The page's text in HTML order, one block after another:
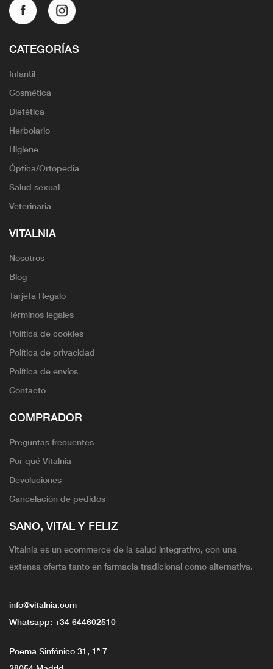
CATEGORÍAS
Infantil
Cosmética
Dietética
Herbolario
Higiene
Óptica/Ortopedia
Salud sexual
Veterinaria
VITALNIA
Nosotros
Blog
Tarjeta Regalo
Términos legales
Política de cookies
Política de privacidad
Política de envíos
Contacto
COMPRADOR
Preguntas frecuentes
Por qué Vitalnia
Devoluciones
Cancelación de pedidos
SANO, VITAL Y FELIZ
Vitalnia es un ecommerce de la salud integrativo, con una
extensa oferta tanto en farmacia tradicional como alternativa.
info@vitalnia.com
Whatsapp: +34 644602510
Poema Sinfónico 31, 1ª 7